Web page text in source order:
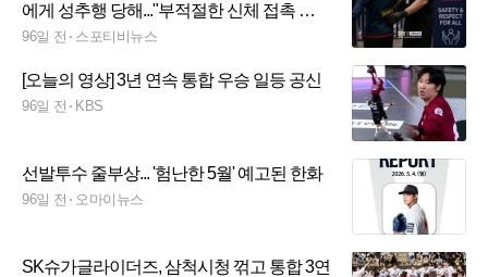
에게 성추행 당해..."부적절한 신체 접촉 있
었다" 대만탁구협회 항의
96일 전 스포티비뉴스
[오늘의 영상] 3년 연속 통합 우승 일등 공신
96일 전 KBS
선발투수 줄부상... '험난한 5월' 예고된 한화
96일 전 오마이뉴스
SK슈가글라이더즈, 삼척시청 꺾고 통합 3연